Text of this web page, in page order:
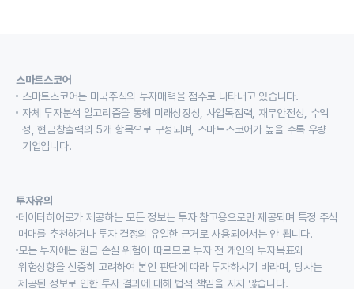
스마트스코어
스마트스코어는 미국주식의 투자매력을 점수로 나타내고 있습니다.
자체 투자분석 알고리즘을 통해 미래성장성, 사업독점력, 재무안전성, 수익
성, 현금창출력의 5개 항목으로 구성되며, 스마트스코어가 높을 수록 우량
기업입니다.
투자유의
데이터히어로가 제공하는 모든 정보는 투자 참고용으로만 제공되며 특정 주식
매매를 추천하거나 투자 결정의 유일한 근거로 사용되어서는 안 됩니다.
모든 투자에는 원금 손실 위험이 따르므로 투자 전 개인의 투자목표와
위험성향을 신중히 고려하여 본인 판단에 따라 투자하시기 바라며, 당사는
제공된 정보로 인한 투자 결과에 대해 법적 책임을 지지 않습니다.